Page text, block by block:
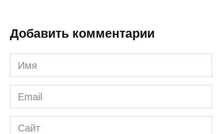
Добавить комментарии
Имя
*
Email
*
Сайт